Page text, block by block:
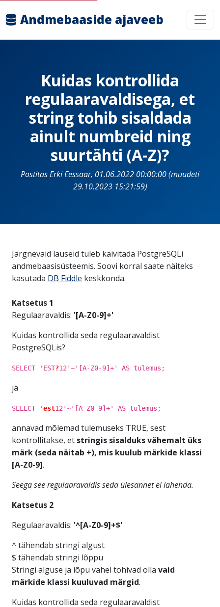
Andmebaaside ajaveeb
Kuidas kontrollida
regulaaravaldisega, et
string tohib sisaldada
ainult numbreid ning
suurtähti (A-Z)?
Postitas Erki Eessaar, 01.06.2022 00:00:00 (muudeti
29.10.2023 15:21:59)
Järgnevaid lauseid tuleb käivitada PostgreSQLi
andmebaasisüsteemis. Soovi korral saate näiteks
kasutada DB Fiddle keskkonda.
Katsetus 1
Regulaaravaldis: '[A-Z0-9]+'
Kuidas kontrollida seda regulaaravaldist
PostgreSQLis?
SELECT 'EST?12'~'[A-Z0-9]+' AS tulemus;
ja
SELECT 'est12'~'[A-Z0-9]+' AS tulemus;
annavad mõlemad tulemuseks TRUE, sest
kontrollitakse, et stringis sisalduks vähemalt üks
märk (seda näitab +), mis kuulub märkide klassi
[A-Z0-9].
Seega see regulaaravaldis seda ülesannet ei lahenda.
Katsetus 2
Regulaaravaldis: '^[A-Z0-9]+$'
^ tähendab stringi algust
$ tähendab stringi lõppu
Stringi alguse ja lõpu vahel tohivad olla vaid
märkide klassi kuuluvad märgid.
Kuidas kontrollida seda regulaaravaldist